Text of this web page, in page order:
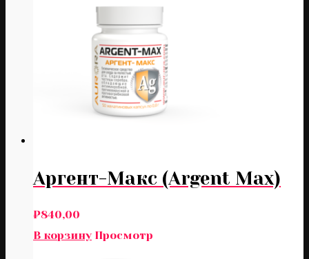
Аргент-Макс (Argent Max)
₽840,00
В корзину Просмотр